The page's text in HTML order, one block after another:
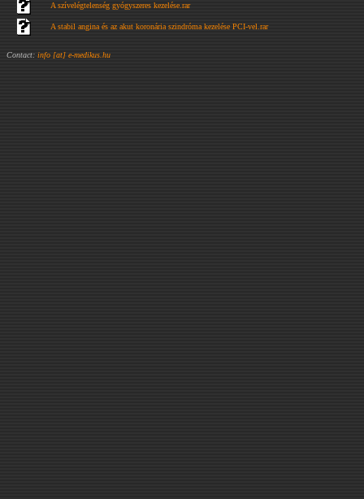
A szívelégtelenség gyógyszeres kezelése.rar
A stabil angina és az akut koronária szindróma kezelése PCI-vel.rar
Contact: info [at] e-medikus.hu